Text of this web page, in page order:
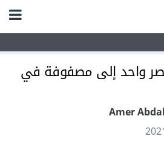
واحد إلى مصفوفة في